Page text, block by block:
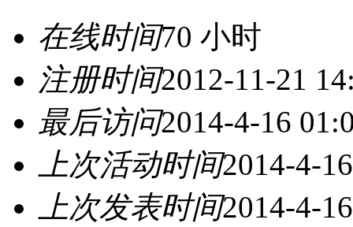
在线时间70 小时
注册时间2012-11-21
最后访问2014-4-16
上次活动时间2014-4-
上次发表时间2014-4-